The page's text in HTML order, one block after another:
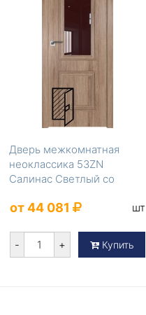
Дверь межкомнатная
неоклассика 53ZN
Салинас Светлый со
от 44 081 шт
- + Купить